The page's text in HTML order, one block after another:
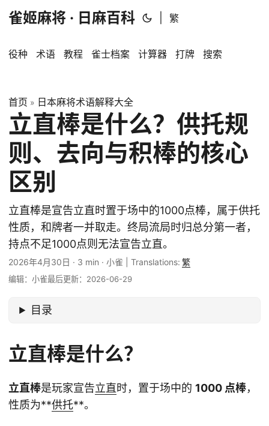
雀姬麻将 · 日麻百科 繁
役种 术语 教程 雀士档案 计算器 打牌 搜索
首页 » 日本麻将术语解释大全
立直棒是什么？供托规
则、去向与积棒的核心
区别
立直棒是宣告立直时置于场中的1000点棒，属于供托
性质，和牌者一并取走。终局流局时归总分第一者，
持点不足1000点则无法宣告立直。
2026年4月30日 · 3 min · 小雀 Translations: 繁
编辑：小雀最后更新：2026-06-29
目录
立直棒是什么？
立直棒是玩家宣告立直时，置于场中的 1000 点棒，
性质为**供托**。